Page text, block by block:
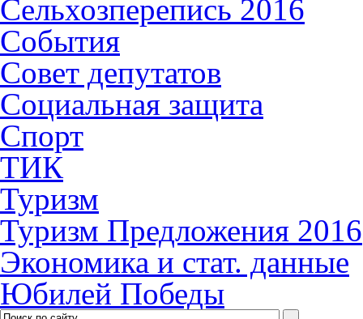
Сельхозперепись 2016
События
Совет депутатов
Социальная защита
Спорт
ТИК
Туризм
Туризм Предложения 2016
Экономика и стат. данные
Юбилей Победы